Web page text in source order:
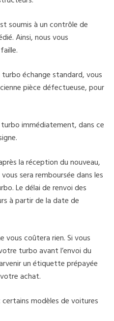
soumis à un contrôle de
Ainsi, nous vous
turbo échange standard, vous
pièce défectueuse, pour
immédiatement, dans ce
la réception du nouveau,
sera remboursée dans les
Le délai de renvoi des
à partir de la date de
vous coûtera rien. Si vous
turbo avant l’envoi du
un étiquette prépayée
achat.
modèles de voitures